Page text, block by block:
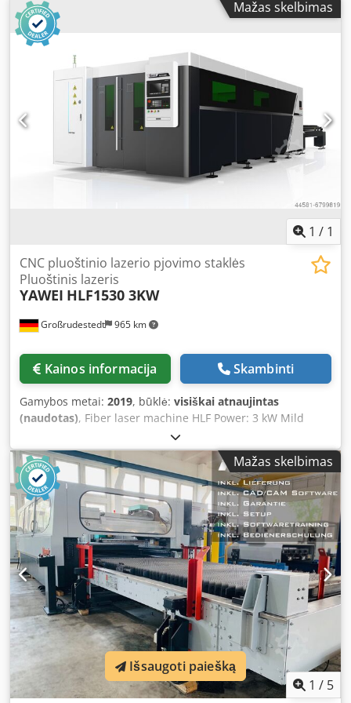
marketing their fiber lasers for approximately 8 years. We
have already installed more than 300 YAWEI fiber lasers –
see for yourself, also at a site near you. Dkjdpfx Asqt
Dcpjaysr Call us and visit us!
Mažas skelbimas
1 / 1
Großrudestedt 965 km
CNC pluoštinio lazerio pjovimo staklės
Pluoštinis lazeris
YAWEI HLF1530 3KW
Kainos informacija Skambinti
Gamybos metai: 2019, būklė: visiškai atnaujintas
(naudotas), Fiber laser machine HLF Power: 3 kW Mild
steel up to 20 mm / Stainless steel up to 12 mm / Copper
up to 6 mm Sheet format: 3000 x 1500 mm Automatic
shuttle table with Sick safety light barriers Precitec auto-
focus Procutter cutting head IPG resonator with 3 kW and
on-site warranty in Germany Siemens DsL touchscreen
control with LAN/USB Siemens drives THK linear guides
Small parts conveyor belt Ball transfer table for scratch-
free and easy sheet handling 12-month warranty CAD/CAM
software Commissioning Delivery (within Germany)
Training CE certification The machine is a used machine.
The previous owner purchased a 12 kW YAWEI HLF. The
machine can be tested under power at our facility at any
time. Dsdpfshturnex Aayekr Call us!
Mažas skelbimas
1 / 5
Išsaugoti paiešką